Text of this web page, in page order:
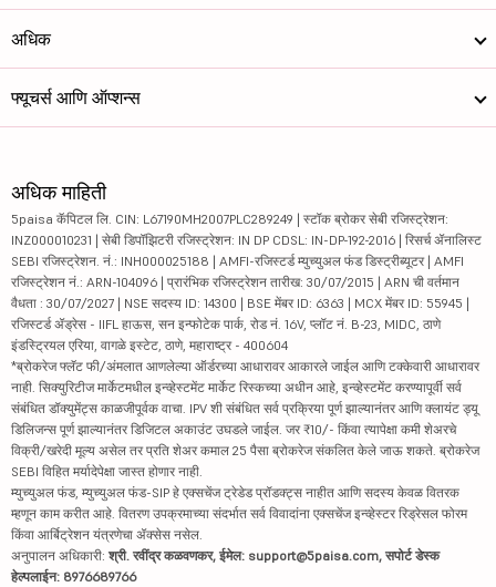
अधिक
फ्यूचर्स आणि ऑप्शन्स
अधिक माहिती
5paisa कॅपिटल लि. CIN: L67190MH2007PLC289249 | स्टॉक ब्रोकर सेबी रजिस्ट्रेशन:
INZ000010231 | सेबी डिपॉझिटरी रजिस्ट्रेशन: IN DP CDSL: IN-DP-192-2016 | रिसर्च ॲनालिस्ट
SEBI रजिस्ट्रेशन. नं.: INH000025188 | AMFI-रजिस्टर्ड म्युच्युअल फंड डिस्ट्रीब्यूटर | AMFI
रजिस्ट्रेशन नं.: ARN-104096 | प्रारंभिक रजिस्ट्रेशन तारीख: 30/07/2015 | ARN ची वर्तमान
वैधता : 30/07/2027 | NSE सदस्य ID: 14300 | BSE मेंबर ID: 6363 | MCX मेंबर ID: 55945 |
रजिस्टर्ड ॲड्रेस - IIFL हाऊस, सन इन्फोटेक पार्क, रोड नं. 16V, प्लॉट नं. B-23, MIDC, ठाणे
इंडस्ट्रियल एरिया, वागळे इस्टेट, ठाणे, महाराष्ट्र - 400604
*ब्रोकरेज फ्लॅट फी/अंमलात आणलेल्या ऑर्डरच्या आधारावर आकारले जाईल आणि टक्केवारी आधारावर
नाही. सिक्युरिटीज मार्केटमधील इन्व्हेस्टमेंट मार्केट रिस्कच्या अधीन आहे, इन्व्हेस्टमेंट करण्यापूर्वी सर्व
संबंधित डॉक्युमेंट्स काळजीपूर्वक वाचा. IPV शी संबंधित सर्व प्रक्रिया पूर्ण झाल्यानंतर आणि क्लायंट ड्यू
डिलिजन्स पूर्ण झाल्यानंतर डिजिटल अकाउंट उघडले जाईल. जर ₹10/- किंवा त्यापेक्षा कमी शेअरचे
विक्री/खरेदी मूल्य असेल तर प्रति शेअर कमाल 25 पैसा ब्रोकरेज संकलित केले जाऊ शकते. ब्रोकरेज
SEBI विहित मर्यादेपेक्षा जास्त होणार नाही.
म्युच्युअल फंड, म्युच्युअल फंड-SIP हे एक्सचेंज ट्रेडेड प्रॉडक्ट्स नाहीत आणि सदस्य केवळ वितरक
म्हणून काम करीत आहे. वितरण उपक्रमाच्या संदर्भात सर्व विवादांना एक्सचेंज इन्व्हेस्टर रिड्रेसल फोरम
किंवा आर्बिट्रेशन यंत्रणेचा ॲक्सेस नसेल.
अनुपालन अधिकारी: श्री. रवींद्र कळवणकर, ईमेल: support@5paisa.com, सपोर्ट डेस्क
हेल्पलाईन: 8976689766